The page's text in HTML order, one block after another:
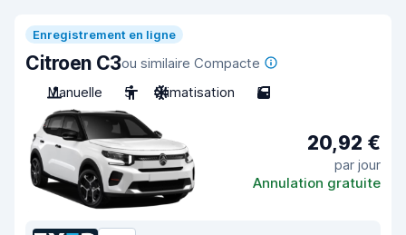
Enregistrement en ligne
Citroen C3ou similaire Compacte
Manuelle
5 Climatisation 5
20,92 €
par jour
Annulation gratuite